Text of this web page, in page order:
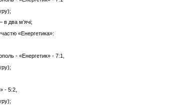
два м’ячі;
«Енергетика»:
- «Енергетик» - 7:1,
- 5:2,